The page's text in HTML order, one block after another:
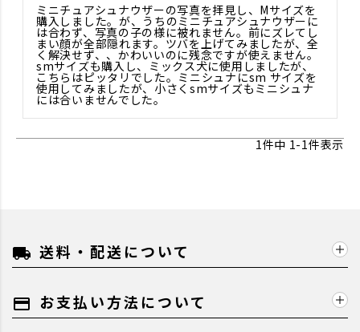
ミニチュアシュナウザーの写真を拝見し、Mサイズを
購入しました。が、うちのミニチュアシュナウザーに
は合わず、写真の子の様に被れません。前にズレてし
まい顔が全部隠れます。ツバを上げてみましたが、全
く解決せず、、かわいいのに残念ですが使えません。
smサイズも購入し、ミックス犬に使用しましたが、
こちらはピッタリでした。ミニシュナにsm サイズを
使用してみましたが、小さくsmサイズもミニシュナ
には合いませんでした。
1件中 1-1件表示
local_shipping 送料・配送について
payment お支払い方法について